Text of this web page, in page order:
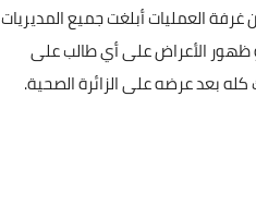
العمليات أبلغت جميع المديريات
ظهور الأعراض على أي طالب على
كله بعد عرضه على الزائرة الصحية.